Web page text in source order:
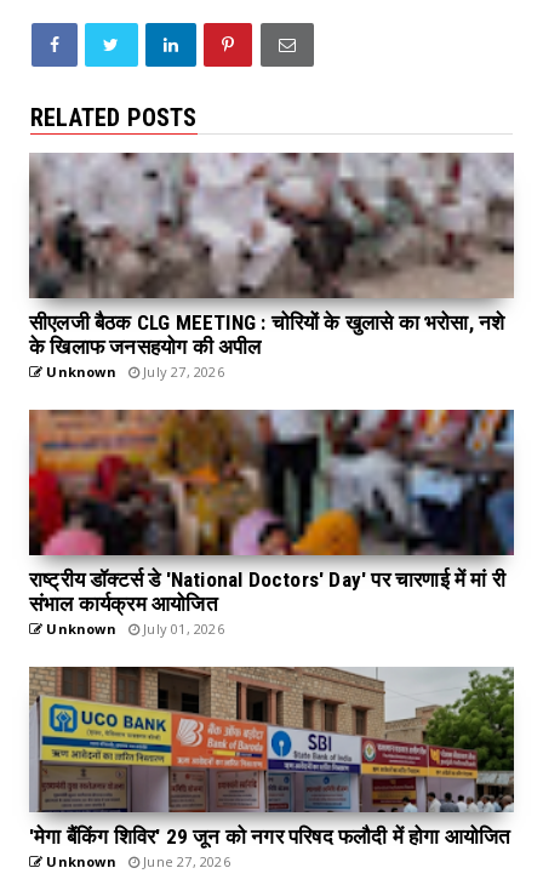
RELATED POSTS
सीएलजी बैठक CLG MEETING : चोरियों के खुलासे का भरोसा, नशे
के खिलाफ जनसहयोग की अपील
Unknown July 27, 2026
राष्ट्रीय डॉक्टर्स डे 'National Doctors' Day' पर चारणाई में मां री
संभाल कार्यक्रम आयोजित
Unknown July 01, 2026
'मेगा बैंकिंग शिविर' 29 जून को नगर परिषद फलौदी में होगा आयोजित
Unknown June 27, 2026